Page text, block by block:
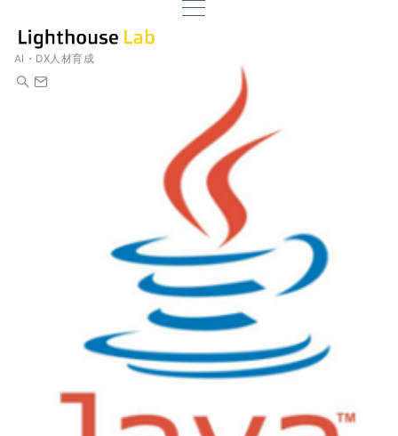
AI・DX人材育成